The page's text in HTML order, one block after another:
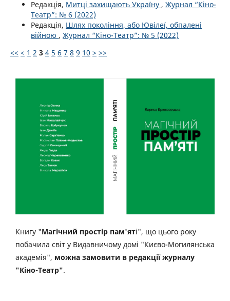
Редакція, Митці захищають Україну , Журнал “Кіно-
Театр”: № 6 (2022)
Редакція, Шлях покоління, або Ювілеї, обпалені
війною , Журнал “Кіно-Театр”: № 5 (2022)
<< < 1 2 3 4 5 6 7 8 9 10 > >>
Книгу "Магічний простір пам'яті", що цього року
побачила світ у Видавничому домі "Києво-Могилянська
академія", можна замовити в редакції журналу
"Кіно-Театр".